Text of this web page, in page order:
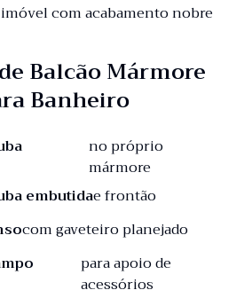
com acabamento nobre
Balcão Mármore
Banheiro
no próprio
mármore
embutidae frontão
com gaveteiro planejado
para apoio de
acessórios